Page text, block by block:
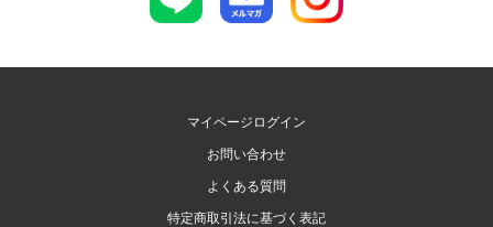
マイページログイン
お問い合わせ
よくある質問
特定商取引法に基づく表記